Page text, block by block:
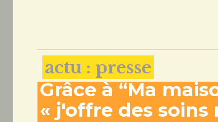
actu : presse
Grâce à “Ma
« j'offre des